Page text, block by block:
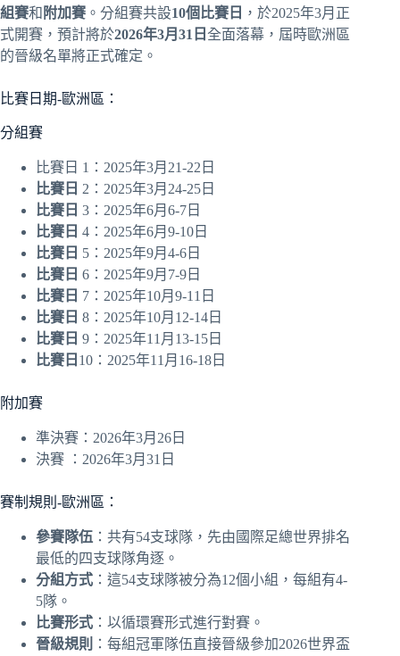
組賽和 附加賽 。分組賽共設10個比賽日 ，於2025年3月正
式開賽，預計將於2026年3月31日 全面落幕，屆時歐洲區
的晉級名單將正式確定。
比賽日期-歐洲區：
分組賽
比賽日 1：2025年3月21-22日
比賽日 2：2025年3月24-25日
比賽日 3：2025年6月6-7日
比賽日 4：2025年6月9-10日
比賽日 5：2025年9月4-6日
比賽日 6：2025年9月7-9日
比賽日 7：2025年10月9-11日
比賽日 8：2025年10月12-14日
比賽日 9：2025年11月13-15日
比賽日 10：2025年11月16-18日
附加賽
準決賽：2026年3月26日
決賽 ：2026年3月31日
賽制規則-歐洲區：
參賽隊伍 ：共有54支球隊，先由國際足總世界排名
最低的四支球隊角逐。
分組方式 ：這54支球隊被分為12個小組，每組有4-
5隊。
比賽形式 ：以循環賽形式進行對賽。
晉級規則
：每組冠軍隊伍直接晉級參加2026世界盃